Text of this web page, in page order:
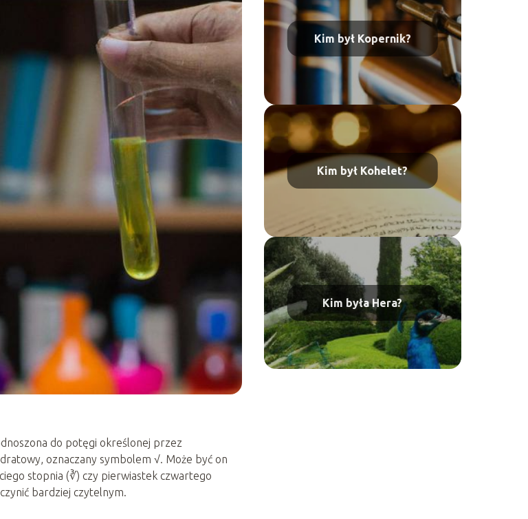
do potęgi określonej przez
oznaczany symbolem √. Może być on
stopnia (∛) czy pierwiastek czwartego
bardziej czytelnym.
Kim był Kopernik?
Kim był Kohelet?
Kim była Hera?